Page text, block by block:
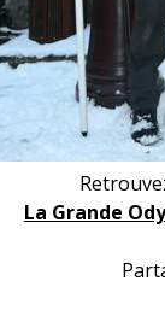
La Grande